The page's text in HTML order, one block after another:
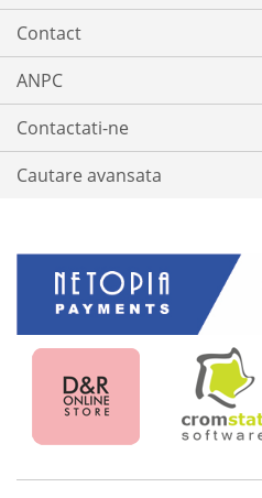
Contact
ANPC
Contactati-ne
Cautare avansata